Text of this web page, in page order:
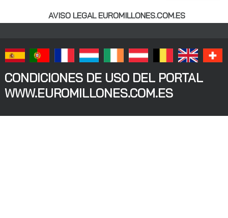
AVISO LEGAL EUROMILLONES.COM.ES
CONDICIONES DE USO DEL PORTAL
WWW.EUROMILLONES.COM.ES